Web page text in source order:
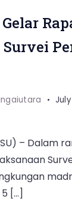
– Dalam
[…]